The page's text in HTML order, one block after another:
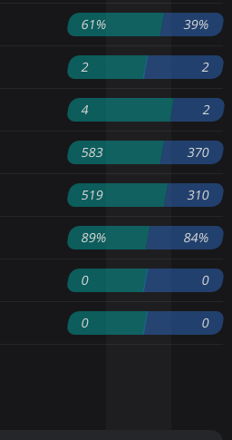
61% 39%
2 2
4 2
583 370
519 310
89% 84%
0 0
0 0